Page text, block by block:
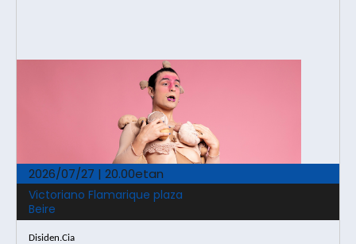
2026/07/27 | 20.00etan
Victoriano Flamarique plaza
Beire
Disiden.Cia